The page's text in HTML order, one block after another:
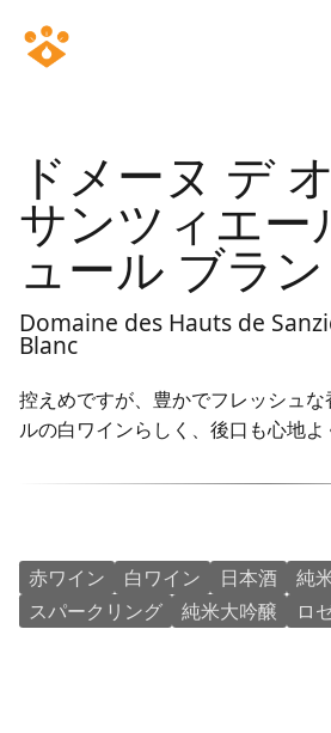
ドメーヌ デ
サンツィエー
ュール ブラン
Domaine des Hauts de
Blanc
控えめですが、豊かでフレッシュ
ルの白ワインらしく、後口も心地よ
赤ワイン 白ワイン 日本酒 純
スパークリング
純米大吟醸 ロ